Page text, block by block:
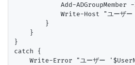
Add-ADGroupMember
Write-Host "ユーザ
        }
    }
}
catch {
Write-Error "ユーザー